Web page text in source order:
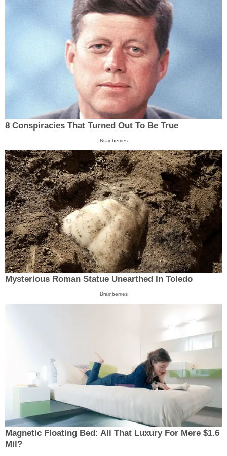
8 Conspiracies That Turned Out To Be True
Brainberries
Mysterious Roman Statue Unearthed In Toledo
Brainberries
Magnetic Floating Bed: All That Luxury For Mere $1.6
Mil?